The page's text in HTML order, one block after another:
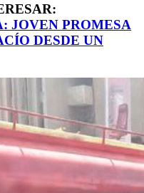
JOVEN PROMESA
DESDE UN